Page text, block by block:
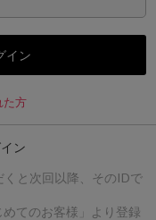
た方
ン
と次回以降、そのIDで
てのお客様」より登録